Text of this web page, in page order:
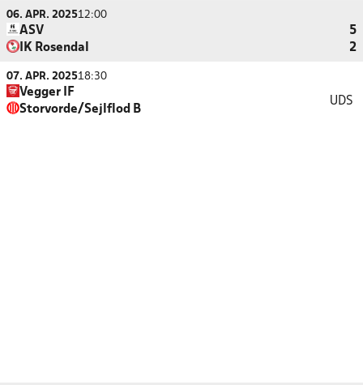
06. APR. 202512:00
ASV
5
IK Rosendal
2
07. APR. 202518:30
Vegger IF
Storvorde/Sejlflod B
UDS